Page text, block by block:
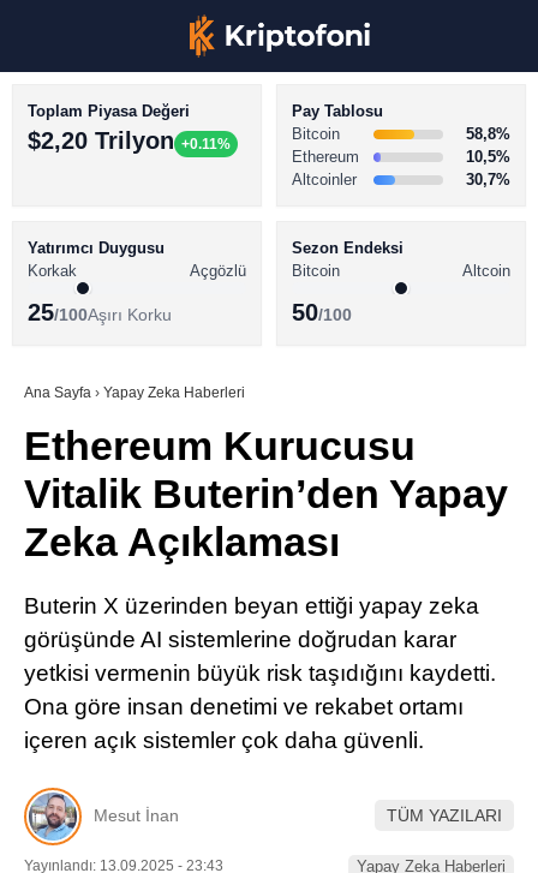
Youtube
TikTok
LinkedIn
Telegram
BİTCOİN HABERLERİ
ALTCOİN HABERLERİ
SÖZLÜK
Toplam Piyasa Değeri
$2,20 Trilyon +0.11%
Pay Tablosu
Bitcoin
58,8%
Ethereum
10,5%
Altcoinler
30,7%
Yatırımcı Duygusu
Korkak
Açgözlü
25/100Aşırı Korku
Sezon Endeksi
Bitcoin
Altcoin
50/100
Ana Sayfa › Yapay Zeka Haberleri
Ethereum Kurucusu
Vitalik Buterin’den Yapay
Zeka Açıklaması
Buterin X üzerinden beyan ettiği yapay zeka
görüşünde AI sistemlerine doğrudan karar
yetkisi vermenin büyük risk taşıdığını kaydetti.
Ona göre insan denetimi ve rekabet ortamı
içeren açık sistemler çok daha güvenli.
Mesut İnan TÜM YAZILARI
Yayınlandı: 13.09.2025 - 23:43
Yapay Zeka Haberleri